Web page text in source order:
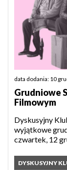
data dodania: 10
Grudniowe
Filmowym
Dyskusyjny
wyjątkowe
czwartek, 12
DYSKUSYJNY